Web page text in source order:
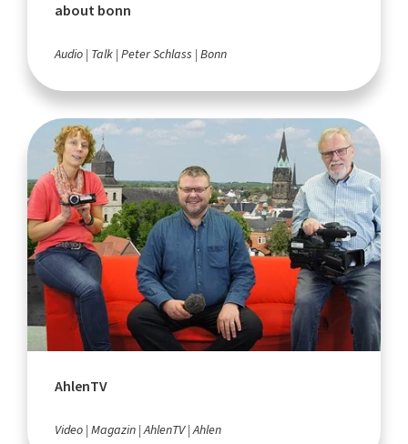
about bonn
Audio Talk Peter Schlass Bonn
AhlenTV
Video Magazin AhlenTV Ahlen